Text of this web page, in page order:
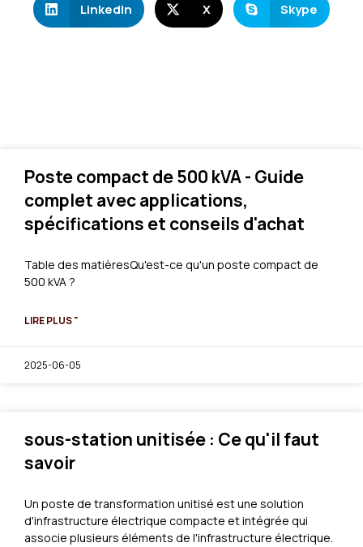
LinkedIn X Skype
Poste compact de 500 kVA - Guide
complet avec applications,
spécifications et conseils d'achat
Table des matièresQu'est-ce qu'un poste compact de
500 kVA ?
LIRE PLUS "
2025-06-05
sous-station unitisée : Ce qu'il faut
savoir
Un poste de transformation unitisé est une solution
d'infrastructure électrique compacte et intégrée qui
associe plusieurs éléments de l'infrastructure électrique.